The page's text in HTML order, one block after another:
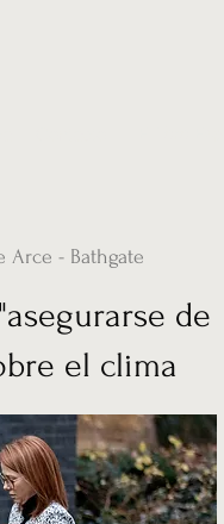
Arce - Bathgate
de
el clima